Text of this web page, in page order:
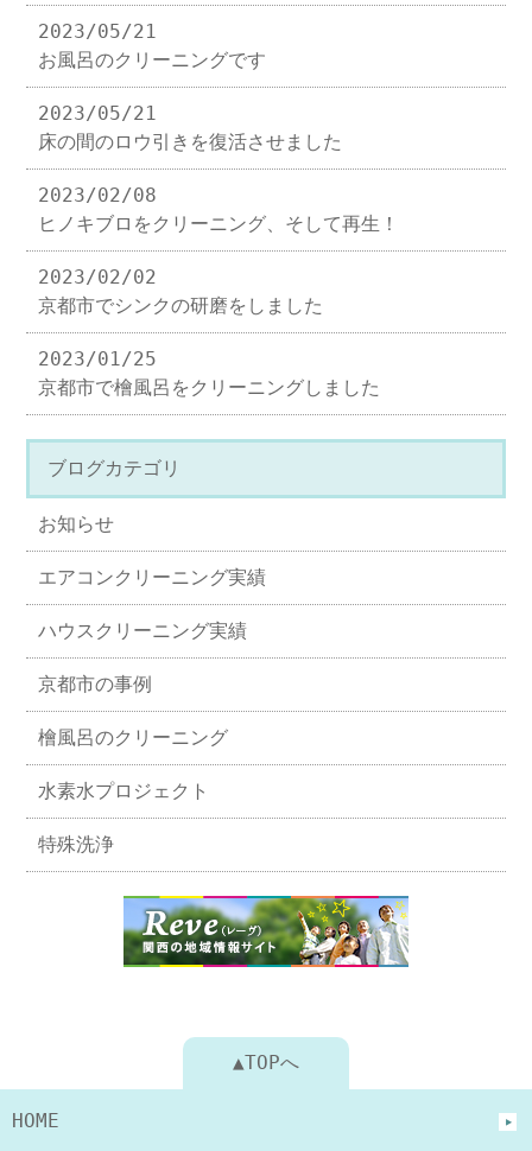
2023/05/21
お風呂のクリーニングです
2023/05/21
床の間のロウ引きを復活させました
2023/02/08
ヒノキブロをクリーニング、そして再生！
2023/02/02
京都市でシンクの研磨をしました
2023/01/25
京都市で檜風呂をクリーニングしました
ブログカテゴリ
お知らせ
エアコンクリーニング実績
ハウスクリーニング実績
京都市の事例
檜風呂のクリーニング
水素水プロジェクト
特殊洗浄
▲TOPへ
HOME